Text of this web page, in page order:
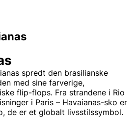
spredt den brasilianske
med sine farverige,
flip-flops. Fra strandene i Rio
i Paris – Havaianas-sko er
de er et globalt livsstilssymbol.